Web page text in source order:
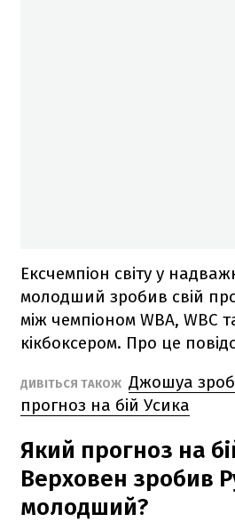
Ексчемпіон світу у
молодший зробив свій
між чемпіоном WBA, WBC
кікбоксером. Про це
ДИВІТЬСЯ ТАКОЖ Джошуа
прогноз на бій Усика
Який прогноз на
Верховен зробив
молодший?